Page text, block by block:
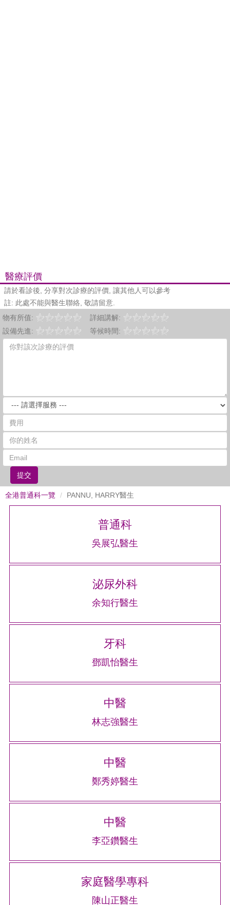
醫療評價
請於看診後, 分享對次診療的評價, 讓其他人可以參考
註: 此處不能與醫生聯絡, 敬請留意.
物有所值:
詳細講解:
設備先進:
等候時間:
提交
全港普通科一覽 PANNU, HARRY醫生
普通科
吳展弘醫生
泌尿外科
余知行醫生
牙科
鄧凱怡醫生
中醫
林志強醫生
中醫
鄭秀婷醫生
中醫
李亞鑽醫生
家庭醫學專科
陳山正醫生